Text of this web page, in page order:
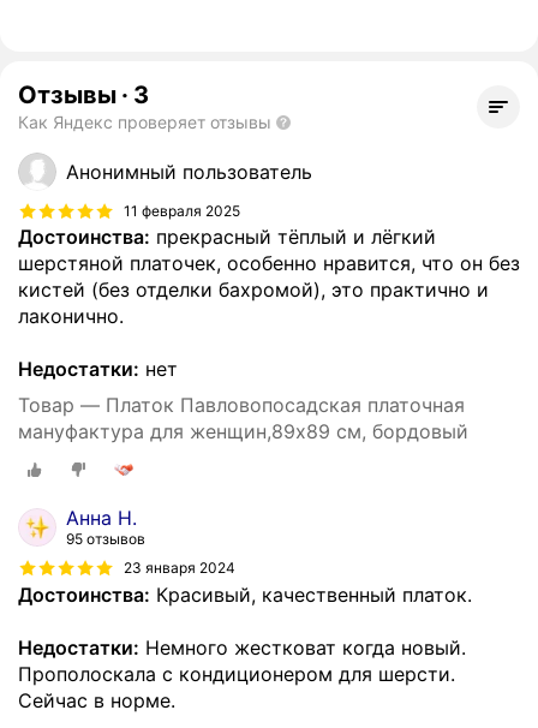
Отзывы · 3
Как Яндекс проверяет отзывы
Анонимный пользователь
11 февраля 2025
Достоинства: прекрасный тёплый и лёгкий
шерстяной платочек, особенно нравится, что он без
кистей (без отделки бахромой), это практично и
лаконично.
Недостатки: нет
Товар — Платок Павловопосадская платочная
мануфактура для женщин,89х89 см, бордовый
Анна Н.
95 отзывов
23 января 2024
Достоинства: Красивый, качественный платок.
Недостатки: Немного жестковат когда новый.
Прополоскала с кондиционером для шерсти.
Сейчас в норме.